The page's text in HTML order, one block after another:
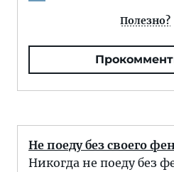
Полезно?
Не поеду без своего
Никогда не поеду без